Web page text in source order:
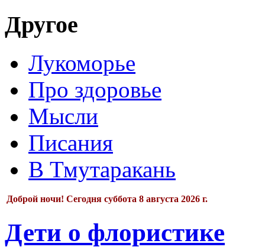
Другое
Лукоморье
Про здоровье
Мысли
Писания
В Тмутаракань
Доброй ночи! Сегодня суббота 8 августа 2026 г.
Дети о флористике